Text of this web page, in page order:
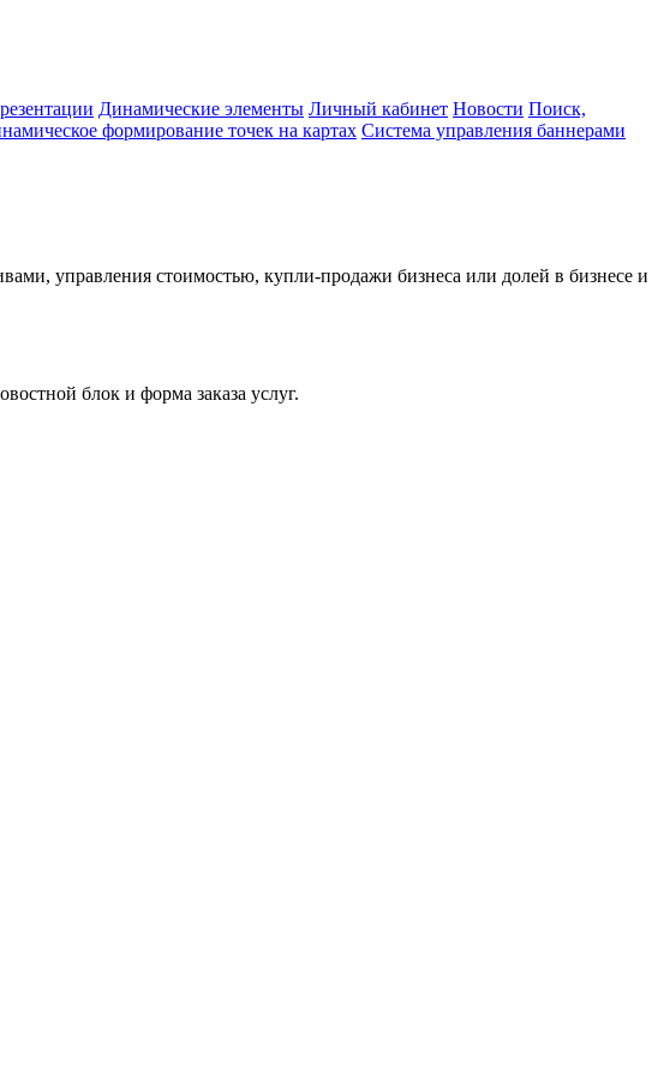
Динамические элементы Личный кабинет Новости Поиск,
формирование точек на картах Система управления баннерами
управления стоимостью, купли-продажи бизнеса или долей в бизнесе и
блок и форма заказа услуг.